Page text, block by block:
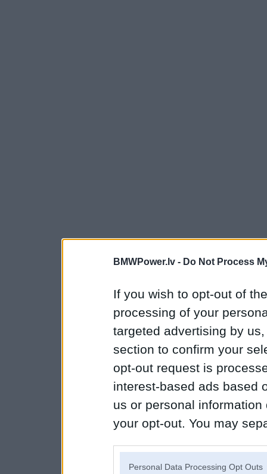
BMWPower.lv - Do Not Process
If you wish to opt-out of
processing of your
targeted advertising by
section to confirm your
opt-out request is
interest-based ads based
us or personal
your opt-out. You may
Personal Data Processing Opt Outs